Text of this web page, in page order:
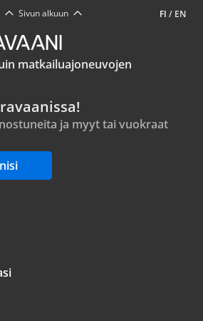
FI / EN
Sivun alkuun
matkailuajoneuvojen
ja myyt tai vuokraat